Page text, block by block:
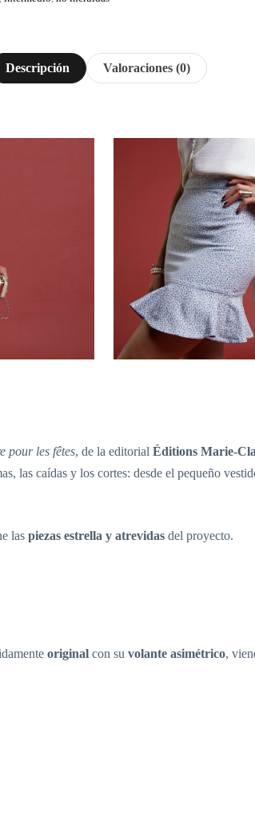
Descripción Valoraciones (0)
pour les fêtes, de la editorial Éditions Marie-
las caídas y los cortes: desde el pequeño
las piezas estrella y atrevidas del proyecto.
original con su volante asimétrico,